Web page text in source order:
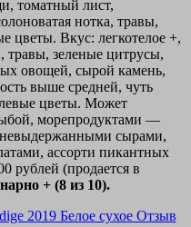
томатный лист,
нотка, травы,
цветы. Вкус: легкотелое +,
травы, зеленые цитрусы,
овощей, сырой камень,
выше средней, чуть
цветы. Может
морепродуктами —
сырами,
ассорти пикантных
рублей (продается в
+ (8 из 10).